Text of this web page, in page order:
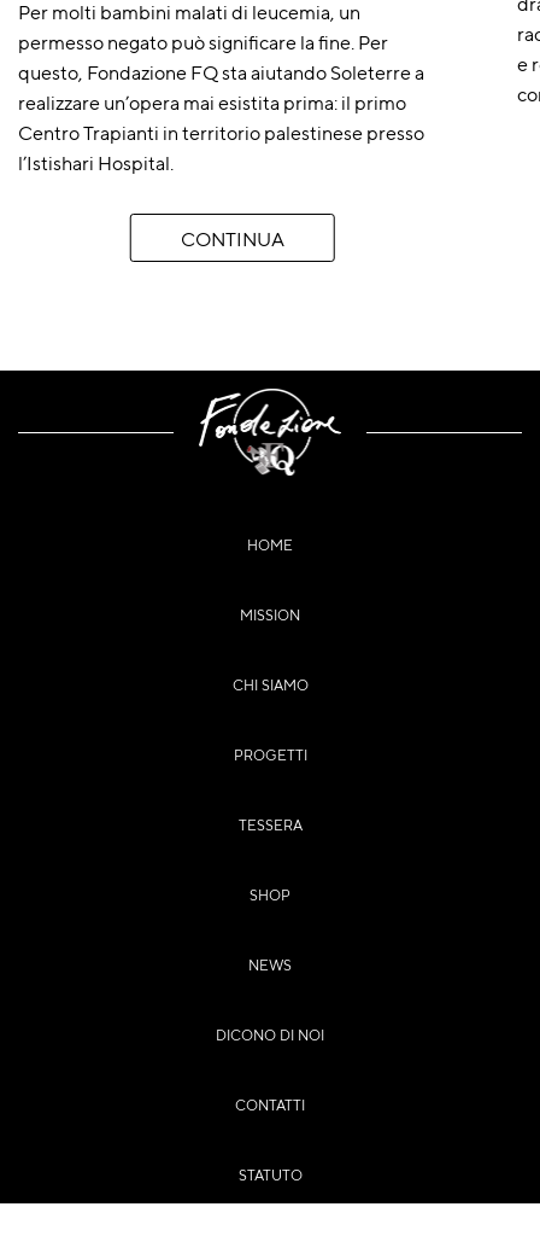
Per molti bambini malati di leucemia, un
permesso negato può significare la fine. Per
questo, Fondazione FQ sta aiutando Soleterre a
realizzare un’opera mai esistita prima: il primo
Centro Trapianti in territorio palestinese presso
l’Istishari Hospital.
CONTINUA
e
HOME
MISSION
CHI SIAMO
PROGETTI
TESSERA
SHOP
NEWS
DICONO DI NOI
CONTATTI
STATUTO